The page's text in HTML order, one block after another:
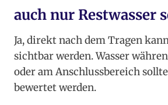
auch nur Restwasser
Ja, direkt nach dem Tragen
sichtbar werden. Wasser
oder am Anschlussbereich
bewertet werden.